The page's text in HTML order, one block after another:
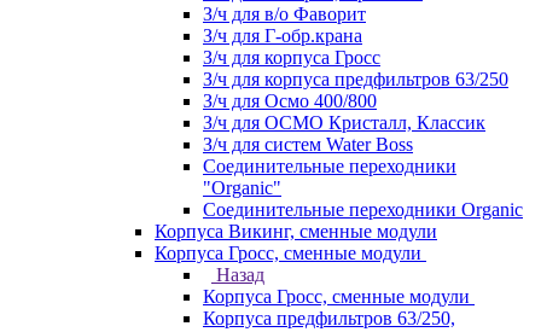
З/ч для в/о Фаворит
З/ч для Г-обр.крана
З/ч для корпуса Гросс
З/ч для корпуса предфильтров 63/250
З/ч для Осмо 400/800
З/ч для ОСМО Кристалл, Классик
З/ч для систем Water Boss
Соединительные переходники
"Organic"
Соединительные переходники Organic
Корпуса Викинг, сменные модули
Корпуса Гросс, сменные модули
Назад
Корпуса Гросс, сменные модули
Корпуса предфильтров 63/250,